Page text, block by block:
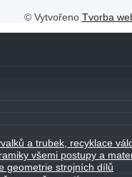
© Vytvořeno Tvorba
a trubek, recyklace
všemi postupy a
geometrie strojních dílů